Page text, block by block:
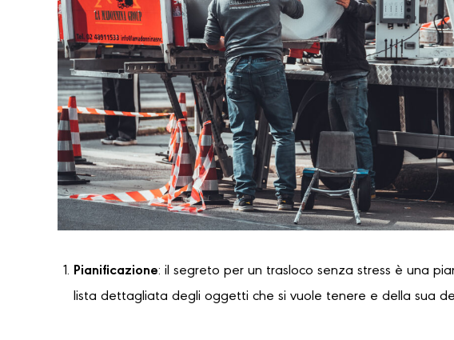
Pianificazione: il segreto per un trasloco senza stress è una
lista dettagliata degli oggetti che si vuole tenere e della sua